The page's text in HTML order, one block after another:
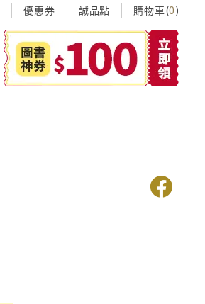
優惠券 誠品點 購物車(0)